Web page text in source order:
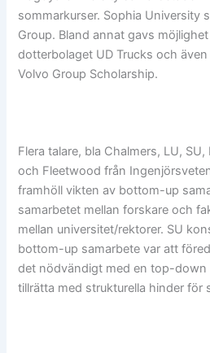
sommarkurser. Sophia University
Group. Bland annat gavs
dotterbolaget UD Trucks och
Volvo Group Scholarship.
Flera talare, bla Chalmers, LU,
och Fleetwood från
framhöll vikten av bottom-up
samarbetet mellan forskare och
mellan universitet/rektorer. SU
bottom-up samarbete var att
det nödvändigt med en top-
tillrätta med strukturella hinder för